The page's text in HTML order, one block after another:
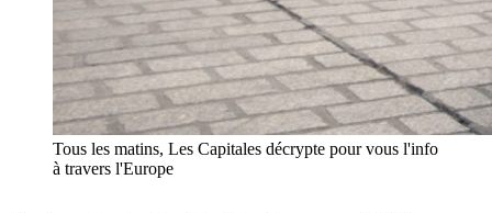
Tous les matins, Les Capitales décrypte pour vous l'info
à travers l'Europe